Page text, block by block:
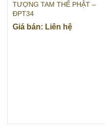
TƯỢNG TAM THẾ PHẬT –
ĐPT34
Giá bán: Liên hệ